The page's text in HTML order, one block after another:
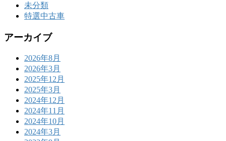
未分類
特選中古車
アーカイブ
2026年8月
2026年3月
2025年12月
2025年3月
2024年12月
2024年11月
2024年10月
2024年3月